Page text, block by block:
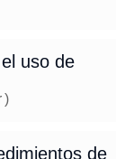
uso de
)
de